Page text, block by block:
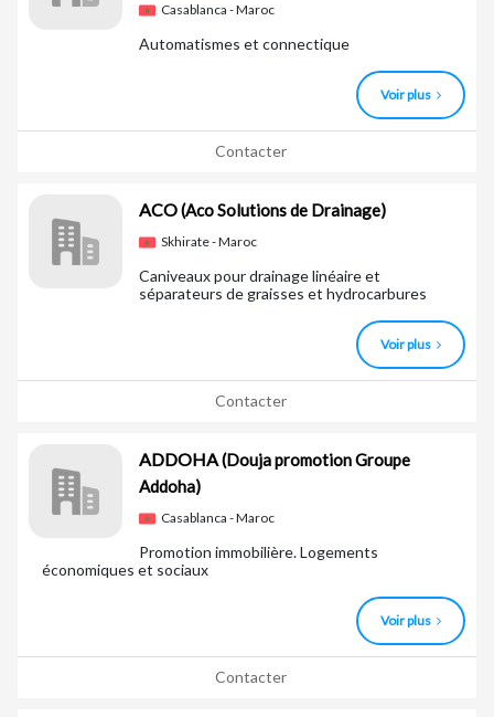
Casablanca - Maroc
Automatismes et connectique
Voir plus
Contacter
ACO(Aco Solutions de Drainage)
Skhirate - Maroc
Caniveaux pour drainage linéaire et
séparateurs de graisses et hydrocarbures
Voir plus
Contacter
ADDOHA(Douja promotion Groupe
Addoha)
Casablanca - Maroc
Promotion immobilière. Logements
économiques et sociaux
Voir plus
Contacter